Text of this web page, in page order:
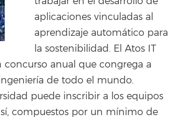
aplicaciones vinculadas al
aprendizaje automático para
la sostenibilidad. El Atos IT
concurso anual que congrega a
de todo el mundo.
puede inscribir a los equipos
compuestos por un mínimo de